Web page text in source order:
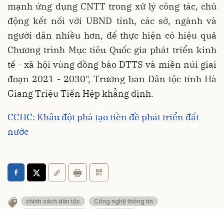
mạnh ứng dụng CNTT trong xử lý công tác, chủ
động kết nối với UBND tỉnh, các sở, ngành và
người dân nhiều hơn, để thực hiện có hiệu quả
Chương trình Mục tiêu Quốc gia phát triển kinh
tế - xã hội vùng đồng bào DTTS và miền núi giai
đoạn 2021 - 2030", Trưởng ban Dân tộc tỉnh Hà
Giang Triệu Tiến Hệp khẳng định.
CCHC: Khâu đột phá tạo tiền đề phát triển đất
nước
chính sách dân tộc
Công nghệ thông tin